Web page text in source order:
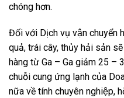
chóng hơn.
Đối với Dịch vụ vận chuyển
quả, trái cây, thủy hải sản
hàng từ Ga – Ga giảm 25 –
chuỗi cung ứng lạnh của
nữa về tính chuyên nghiệp,